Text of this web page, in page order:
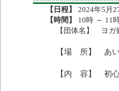
【日程】
2024年5月
【時間】
10時 ～ 11
【団体名】 ヨガ
【場 所】 あ
【内 容】 初心